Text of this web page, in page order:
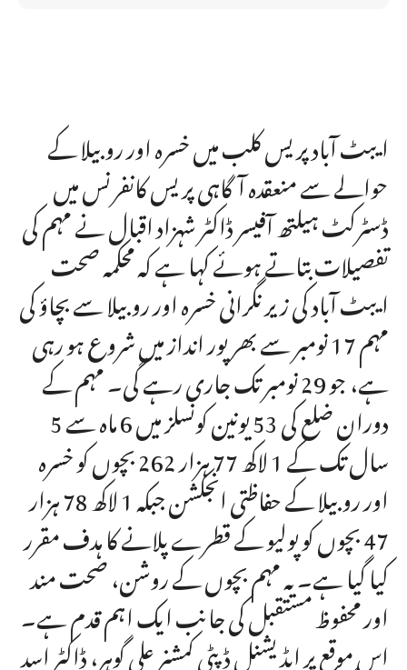
ایبٹ آباد پریس کلب میں خسرہ اور روبیلا کے
حوالے سے منعقدہ آگاہی پریس کانفرنس میں
ڈسٹرکٹ ہیلتھ آفیسر ڈاکٹر شہزاد اقبال نے مہم کی
تفصیلات بتاتے ہوئے کہا ہے کہ محکمہ صحت
ایبٹ آباد کی زیر نگرانی خسرہ اور روبیلا سے بچاؤ کی
مہم 17 نومبر سے بھرپور انداز میں شروع ہو رہی
ہے، جو 29 نومبر تک جاری رہے گی۔ مہم کے
دوران ضلع کی 53 یونین کونسلز میں 6 ماہ سے 5
سال تک کے 1 لاکھ 77 ہزار 262 بچوں کو خسرہ
اور روبیلا کے حفاظتی انجکشن جبکہ 1 لاکھ 78 ہزار
47 بچوں کو پولیو کے قطرے پلانے کا ہدف مقرر
کیا گیا ہے۔ یہ مہم بچوں کے روشن، صحت مند
اور محفوظ مستقبل کی جانب ایک اہم قدم ہے۔
اس موقع پر ایڈیشنل ڈپٹی کمشنر علی گوہر، ڈاکٹر اسد